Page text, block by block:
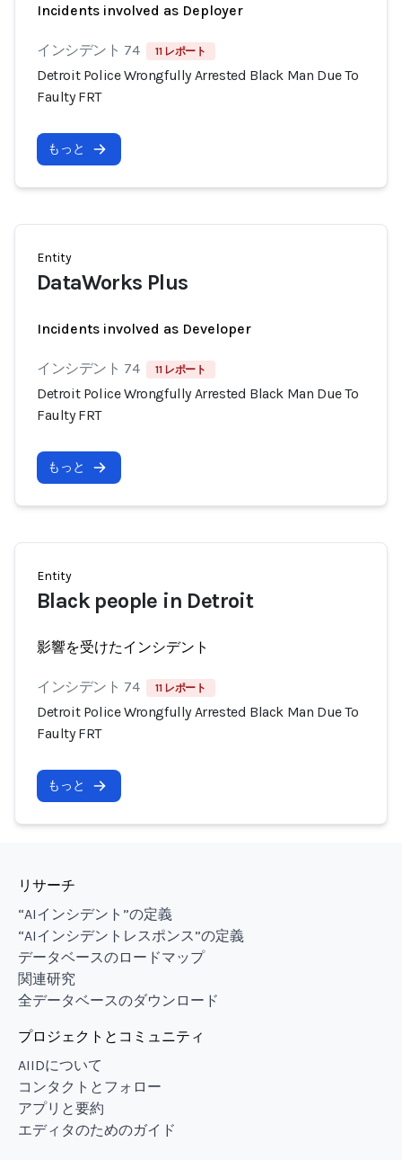
Incidents involved as Deployer
インシデント 74 11 レポート
Detroit Police Wrongfully Arrested Black Man Due To
Faulty FRT
もっと
Entity
DataWorks Plus
Incidents involved as Developer
インシデント 74 11 レポート
Detroit Police Wrongfully Arrested Black Man Due To
Faulty FRT
もっと
Entity
Black people in Detroit
影響を受けたインシデント
インシデント 74 11 レポート
Detroit Police Wrongfully Arrested Black Man Due To
Faulty FRT
もっと
リサーチ
“AIインシデント”の定義
“AIインシデントレスポンス”の定義
データベースのロードマップ
関連研究
全データベースのダウンロード
プロジェクトとコミュニティ
AIIDについて
コンタクトとフォロー
アプリと要約
エディタのためのガイド